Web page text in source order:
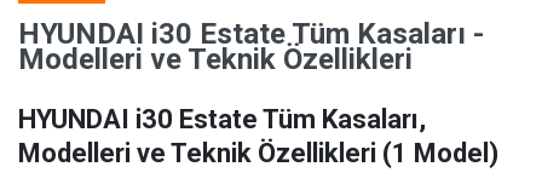
HYUNDAI i30 Estate Tüm Kasaları -
Modelleri ve Teknik Özellikleri
HYUNDAI i30 Estate Tüm Kasaları,
Modelleri ve Teknik Özellikleri (1 Model)